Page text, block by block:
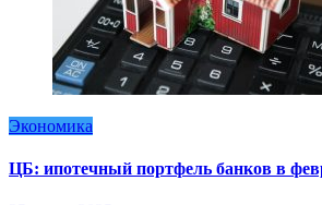
Экономика
ЦБ: ипотечный портфель банков в